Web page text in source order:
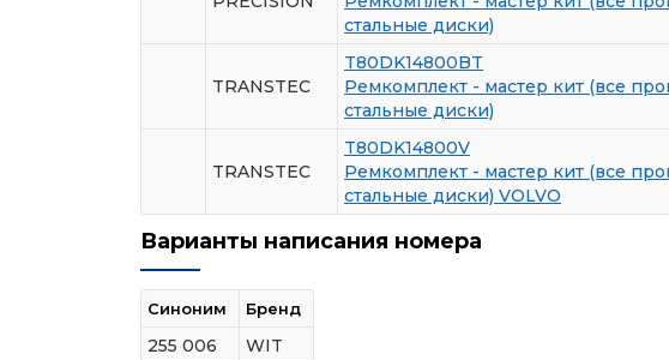
стальные диски)
TRANSTEC
T80DK14800BT
Ремкомплект - мастер кит (все
стальные диски)
TRANSTEC
T80DK14800V
Ремкомплект - мастер кит (все
стальные диски) VOLVO
Варианты написания номера
Синоним Бренд
255 006 WIT